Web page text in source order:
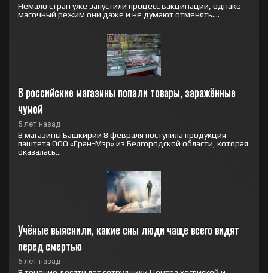
Немало стран уже запустили процесс вакцинации, однако
масочный режим они даже и не думают отменять....
В российские магазины попали товары, заражённые
чумой
5 лет назад
В магазины Башкирии 8 февраля поступила продукция
паштета ООО «Гран-Мэр» из Белгородской области, которая
оказалась...
Учёные выяснили, какие сны люди чаще всего видят
перед смертью
6 лет назад